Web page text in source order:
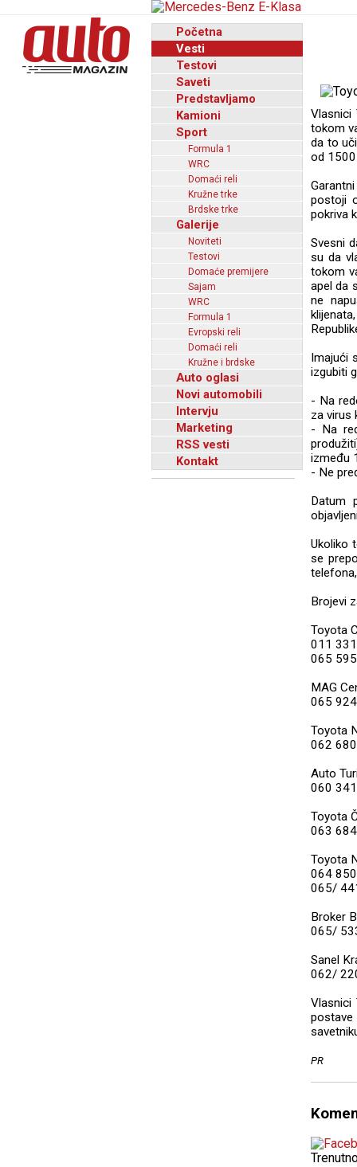
Početna
Vesti
Testovi
Saveti
Predstavljamo
Kamioni
Sport
Formula 1
WRC
Domaći reli
Kružne trke
Brdske trke
Galerije
Noviteti
Testovi
Domaće premijere
Sajam
WRC
Formula 1
Evropski reli
Domaći reli
Kružne i brdske
Auto oglasi
Novi automobili
Intervju
Marketing
RSS vesti
Kontakt
Vlasnici
tokom
da to
od 1500
postoji
pokriva
Svesni
su da
tokom
apel da
ne
Imajući
izgubiti
- Na
za virus
- Na
između
- Ne
Datum
Ukoliko
se
Brojevi
Toyota
011
065
MAG
065
Toyota
062
Auto
060
Toyota
063
Toyota
064
065/
Broker
065/
Sanel
062/
Vlasnici
PR